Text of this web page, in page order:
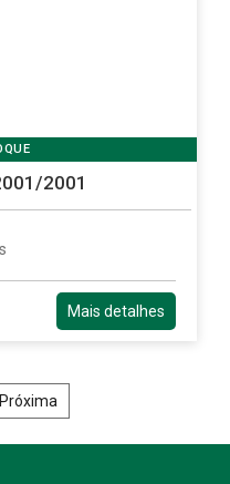
2001
Mais detalhes
Próxima